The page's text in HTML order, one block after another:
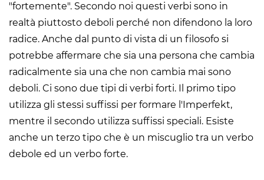
"fortemente". Secondo noi questi verbi sono in
realtà piuttosto deboli perché non difendono la loro
radice. Anche dal punto di vista di un filosofo si
potrebbe affermare che sia una persona che cambia
radicalmente sia una che non cambia mai sono
deboli. Ci sono due tipi di verbi forti. Il primo tipo
utilizza gli stessi suffissi per formare l'Imperfekt,
mentre il secondo utilizza suffissi speciali. Esiste
anche un terzo tipo che è un miscuglio tra un verbo
debole ed un verbo forte.